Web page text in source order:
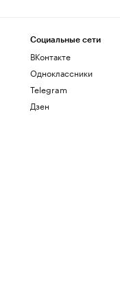
Социальные сети
ВКонтакте
Одноклассники
Telegram
Дзен